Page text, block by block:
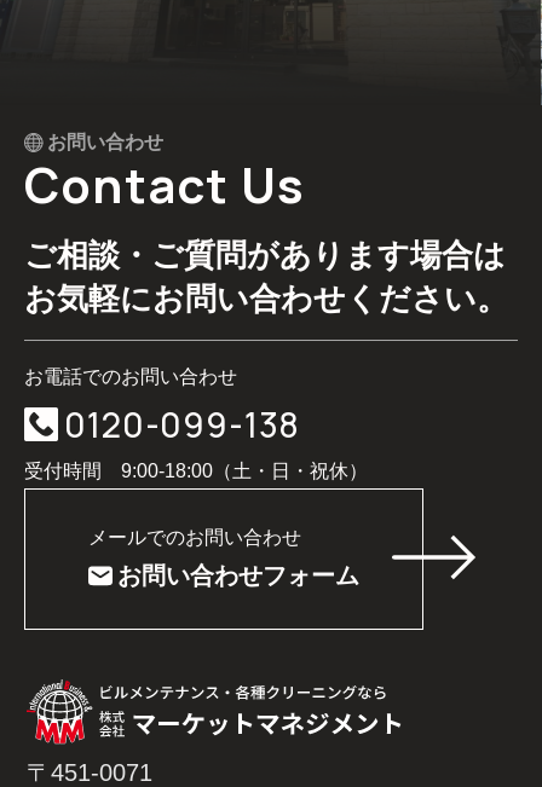
お問い合わせ
Contact Us
ご相談・ご質問があります場合は
お気軽にお問い合わせください。
お電話でのお問い合わせ
0120-099-138
受付時間 9:00-18:00（土・日・祝休）
メールでのお問い合わせ
お問い合わせフォーム
〒451-0071